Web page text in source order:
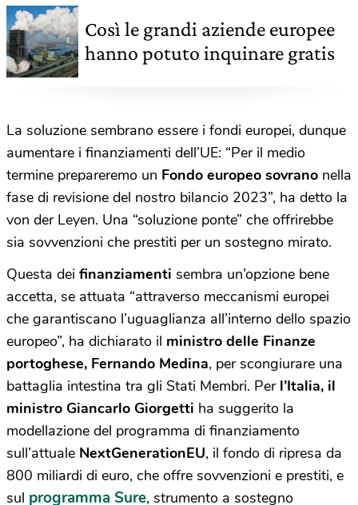
Così le grandi aziende europee
hanno potuto inquinare gratis
La soluzione sembrano essere i fondi europei, dunque
aumentare i finanziamenti dell’UE: “Per il medio
termine prepareremo un Fondo europeo sovrano nella
fase di revisione del nostro bilancio 2023”, ha detto la
von der Leyen. Una “soluzione ponte” che offrirebbe
sia sovvenzioni che prestiti per un sostegno mirato.
Questa dei finanziamenti sembra un’opzione bene
accetta, se attuata “attraverso meccanismi europei
che garantiscano l’uguaglianza all’interno dello spazio
europeo”, ha dichiarato il ministro delle Finanze
portoghese, Fernando Medina, per scongiurare una
battaglia intestina tra gli Stati Membri. Perl’Italia, il
ministro Giancarlo Giorgetti ha suggerito la
modellazione del programma di finanziamento
sull’attuale NextGenerationEU, il fondo di ripresa da
800 miliardi di euro, che offre sovvenzioni e prestiti, e
sul programma Sure, strumento a sostegno